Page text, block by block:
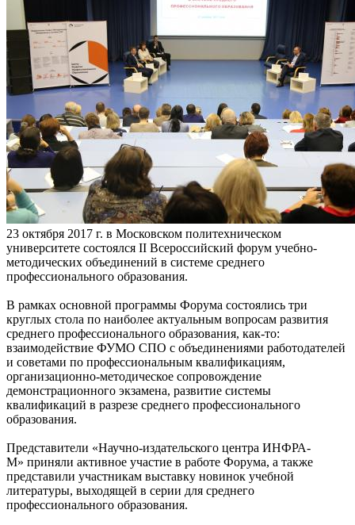
23 октября 2017 г. в Московском политехническом
университете состоялся II Всероссийский форум учебно-
методических объединений в системе среднего
профессионального образования.
В рамках основной программы Форума состоялись три
круглых стола по наиболее актуальным вопросам развития
среднего профессионального образования, как-то:
взаимодействие ФУМО СПО с объединениями работодателей
и советами по профессиональным квалификациям,
организационно-методическое сопровождение
демонстрационного экзамена, развитие системы
квалификаций в разрезе среднего профессионального
образования.
Представители «Научно-издательского центра ИНФРА-
М» приняли активное участие в работе Форума, а также
представили участникам выставку новинок учебной
литературы, выходящей в серии для среднего
профессионального образования.